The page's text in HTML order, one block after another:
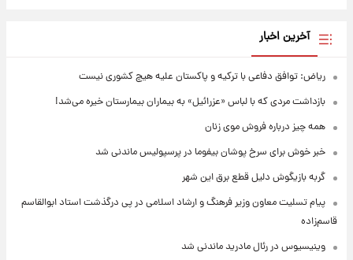
آخرین اخبار
ریاض: توافق دفاعی با ترکیه و پاکستان علیه هیچ کشوری نیست
بازداشت مردی که با لباس «عزرائیل» به بیماران بیمارستان خیره می‌شد!
همه چیز درباره فروش موی زنان
خبر خوش برای سرخ پوشان بیفوما در پرسپولیس ماندنی شد
گربه بازیگوش دلیل قطع برق این شهر
پیام تسلیت معاون وزیر فرهنگ و ارشاد اسلامی در پی درگذشت استاد ابوالقاسم
قاسم‌زاده
وینیسیوس در رئال مادرید ماندنی شد